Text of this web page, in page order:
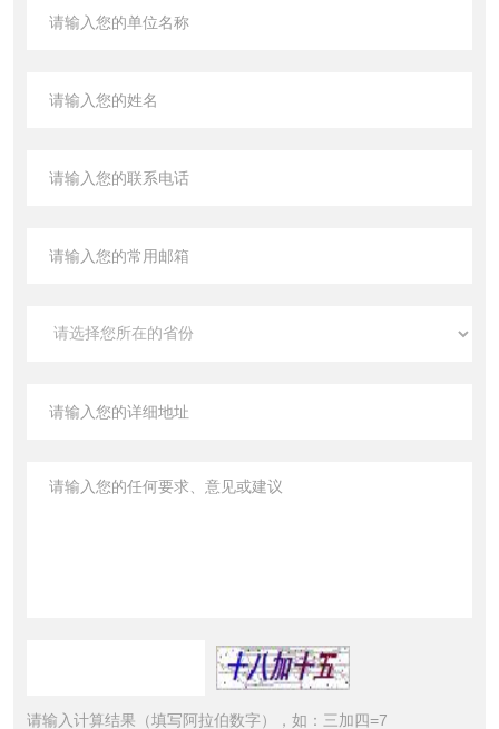
请输入计算结果（填写阿拉伯数字），如：三加四=7